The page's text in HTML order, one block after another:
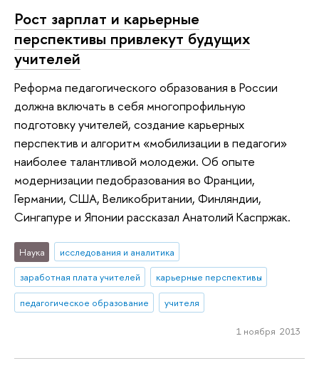
Рост зарплат и карьерные
перспективы привлекут будущих
учителей
Реформа педагогического образования в России
должна включать в себя многопрофильную
подготовку учителей, создание карьерных
перспектив и алгоритм «мобилизации в педагоги»
наиболее талантливой молодежи. Об опыте
модернизации педобразования во Франции,
Германии, США, Великобритании, Финляндии,
Сингапуре и Японии рассказал Анатолий Каспржак.
Наука
исследования и аналитика
заработная плата учителей
карьерные перспективы
педагогическое образование
учителя
1 ноября 2013